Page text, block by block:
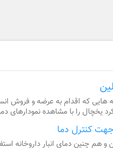
هایی که اقدام به عرضه و فروش
یخچال را با مشاهده نمودارهای
جهت کنترل دما